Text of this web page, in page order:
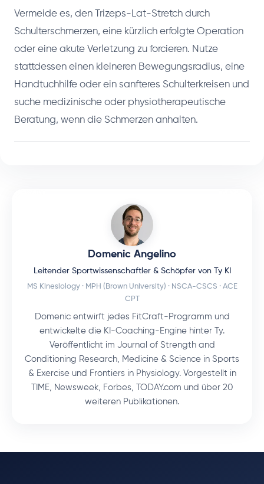
Vermeide es, den Trizeps-Lat-Stretch durch
Schulterschmerzen, eine kürzlich erfolgte Operation
oder eine akute Verletzung zu forcieren. Nutze
stattdessen einen kleineren Bewegungsradius, eine
Handtuchhilfe oder ein sanfteres Schulterkreisen und
suche medizinische oder physiotherapeutische
Beratung, wenn die Schmerzen anhalten.
Domenic Angelino
Leitender Sportwissenschaftler & Schöpfer von Ty KI
MS Kinesiology · MPH (Brown University) · NSCA-CSCS · ACE
CPT
Domenic entwirft jedes FitCraft-Programm und
entwickelte die KI-Coaching-Engine hinter Ty.
Veröffentlicht im Journal of Strength and
Conditioning Research, Medicine & Science in Sports
& Exercise und Frontiers in Physiology. Vorgestellt in
TIME, Newsweek, Forbes, TODAY.com und über 20
weiteren Publikationen.